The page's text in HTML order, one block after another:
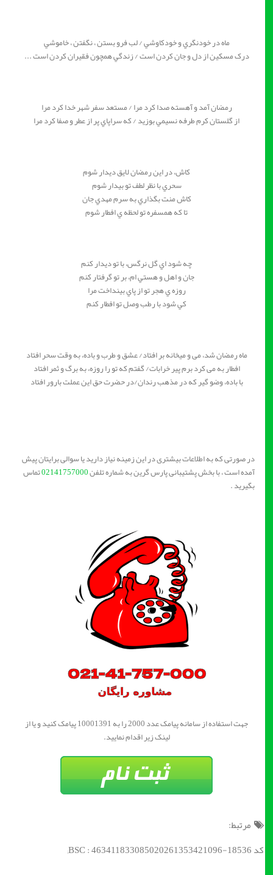
ماه در خودنگري و خودکاوشي / لب فرو بستن ، نگفتن ، خاموشي
درک مسکين از دل و جان کردن است / زندگي همچون فقيران کردن است ...
رمضان آمد و آهسته صدا کرد مرا / مستعد سفر شهر خدا کرد مرا
از گلستان کرم طرفه نسيمي بوزيد / که سراپاي پر از عطر و صفا کرد مرا
کاش، در اين رمضان لايق ديدار شوم
سحري با نظر لطف تو بيدار شوم
کاش منت بگذاري به سرم مهدي جان
تا که همسفره تو لحظه ي افطار شوم
چه شود اي گل نرگس، با تو ديدار کنم
جان و اهل و هستي ام، بر تو گرفتار کنم
روزه ي هجر تو از پاي بينداخت مرا
کي شود با رطب وصل تو افطار کنم
ماه رمضان شد، مى و ميخانه بر افتاد‌/ عشق و طرب و باده، به وقت ‏سحر افتاد
افطار به مى کرد برم پير خرابات‌/ گفتم که تو را روزه، به برگ و ثمر افتاد
با باده، وضو گير که در مذهب رندان‌/در حضرت حق اين عملت ‏بارور افتاد
در صورتی که به اطلاعات بیشتری در این زمینه نیاز دارید یا سوالی برایتان پیش
آمده است ، با بخش پشتیبانی پارس گرین به شماره تلفن02141757000تماس
بگیرید .
جهت استفاده از سامانه پیامک عدد 2000 را به 10001391 پیامک کنید و یا از
لینک زیر اقدام نمایید.
مرتبط:
کد BSC : 463411833085020261353421096-18536;